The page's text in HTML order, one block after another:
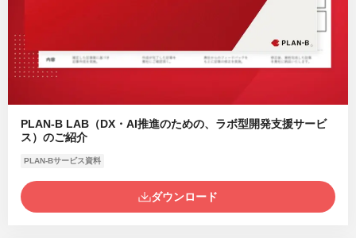
PLAN-B LAB（DX・AI推進のための、ラボ型開発支援サービ
ス）のご紹介
PLAN-Bサービス資料
ダウンロード